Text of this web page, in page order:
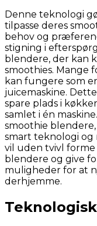
Denne teknologi
tilpasse deres
behov og
stigning i
blendere, der kan
smoothies. Mange
kan fungere som
juicemaskine.
spare plads i
samlet i én
smoothie
smart teknologi
vil uden tvivl
blendere og give
muligheder for at
derhjemme.